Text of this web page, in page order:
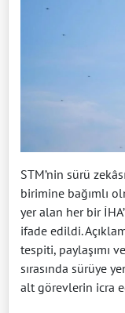
STM’nin sürü
birimine bağımlı
yer alan her bir
ifade edildi.
tespiti, paylaşımı
sırasında sürüye
alt görevlerin icra